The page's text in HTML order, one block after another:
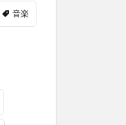
音楽